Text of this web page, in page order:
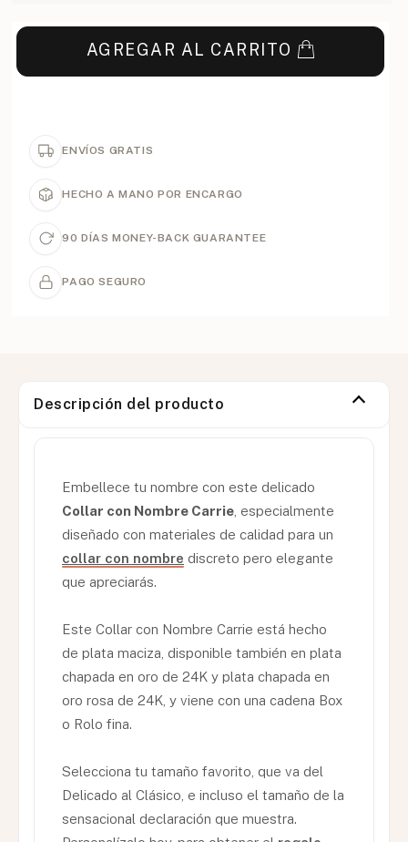
AGREGAR AL CARRITO
ENVÍOS GRATIS
HECHO A MANO POR ENCARGO
90 DÍAS MONEY-BACK GUARANTEE
PAGO SEGURO
Descripción del producto
Embellece tu nombre con este delicado
Collar con Nombre Carrie , especialmente
diseñado con materiales de calidad para un
collar con nombre discreto pero elegante
que apreciarás.
Este Collar con Nombre Carrie está hecho
de plata maciza, disponible también en plata
chapada en oro de 24K y plata chapada en
oro rosa de 24K, y viene con una cadena Box
o Rolo fina.
Selecciona tu tamaño favorito, que va del
Delicado al Clásico, e incluso el tamaño de la
sensacional declaración que muestra.